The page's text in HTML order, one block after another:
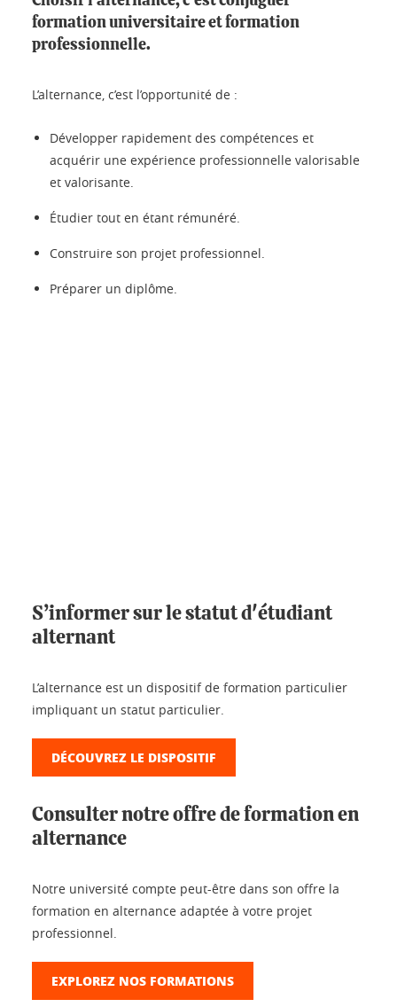
formation universitaire et formation
professionnelle.
L’alternance, c’est l’opportunité de :
Développer rapidement des compétences et
acquérir une expérience professionnelle valorisable
et valorisante.
Étudier tout en étant rémunéré.
Construire son projet professionnel.
Préparer un diplôme.
S’informer sur le statut d'étudiant
alternant
L’alternance est un dispositif de formation particulier
impliquant un statut particulier.
DÉCOUVREZ LE DISPOSITIF
Consulter notre offre de formation en
alternance
Notre université compte peut-être dans son offre la
formation en alternance adaptée à votre projet
professionnel.
EXPLOREZ NOS FORMATIONS